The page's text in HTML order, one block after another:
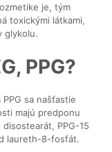
je, tým
toxickými látkami,
glykolu.
PPG?
sa našťastie
majú predponu
disostearát, PPG-15
laureth-8-fosfát.